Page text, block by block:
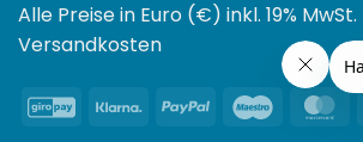
Alle Preise in Euro (€) inkl. 19% MwSt.
Versandkosten
GiroPayKlarna PayPal Maestro